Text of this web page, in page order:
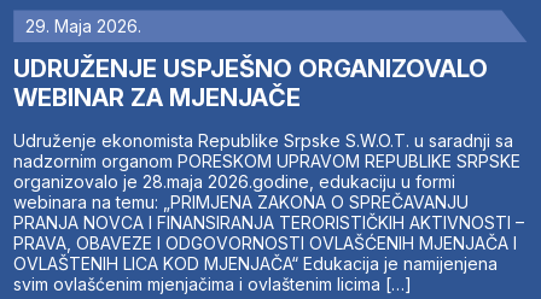
29. Maja 2026.
UDRUŽENJE USPJEŠNO ORGANIZOVALO
WEBINAR ZA MJENJAČE
Udruženje ekonomista Republike Srpske S.W.O.T. u saradnji sa
nadzornim organom PORESKOM UPRAVOM REPUBLIKE SRPSKE
organizovalo je 28.maja 2026.godine, edukaciju u formi
webinara na temu: „PRIMJENA ZAKONA O SPREČAVANJU
PRANJA NOVCA I FINANSIRANJA TERORISTIČKIH AKTIVNOSTI –
PRAVA, OBAVEZE I ODGOVORNOSTI OVLAŠĆENIH MJENJAČA I
OVLAŠTENIH LICA KOD MJENJAČA“ Edukacija je namijenjena
svim ovlašćenim mjenjačima i ovlaštenim licima […]